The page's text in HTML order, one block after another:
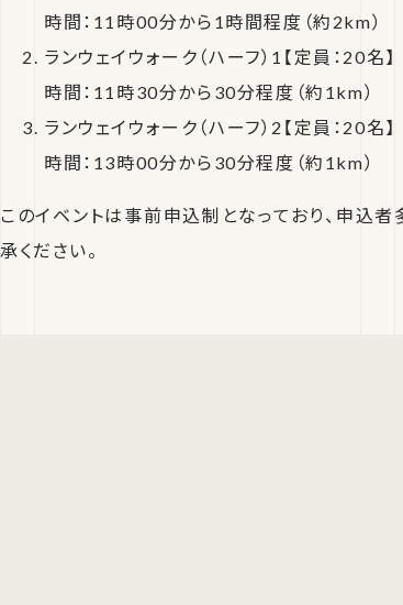
時間：11時00分から1時間程度（約2km）
ランウェイウォーク（ハーフ）1【定員：20名】
時間：11時30分から30分程度（約1km）
ランウェイウォーク（ハーフ）2【定員：20名】
時間：13時00分から30分程度（約1km）
このイベントは事前申込制となっており、申込
承ください。